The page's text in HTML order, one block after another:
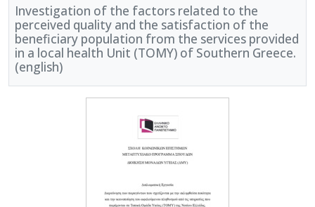
Investigation of the factors related to the
perceived quality and the satisfaction of the
beneficiary population from the services provided
in a local health Unit (TOMY) of Southern Greece.
(english)